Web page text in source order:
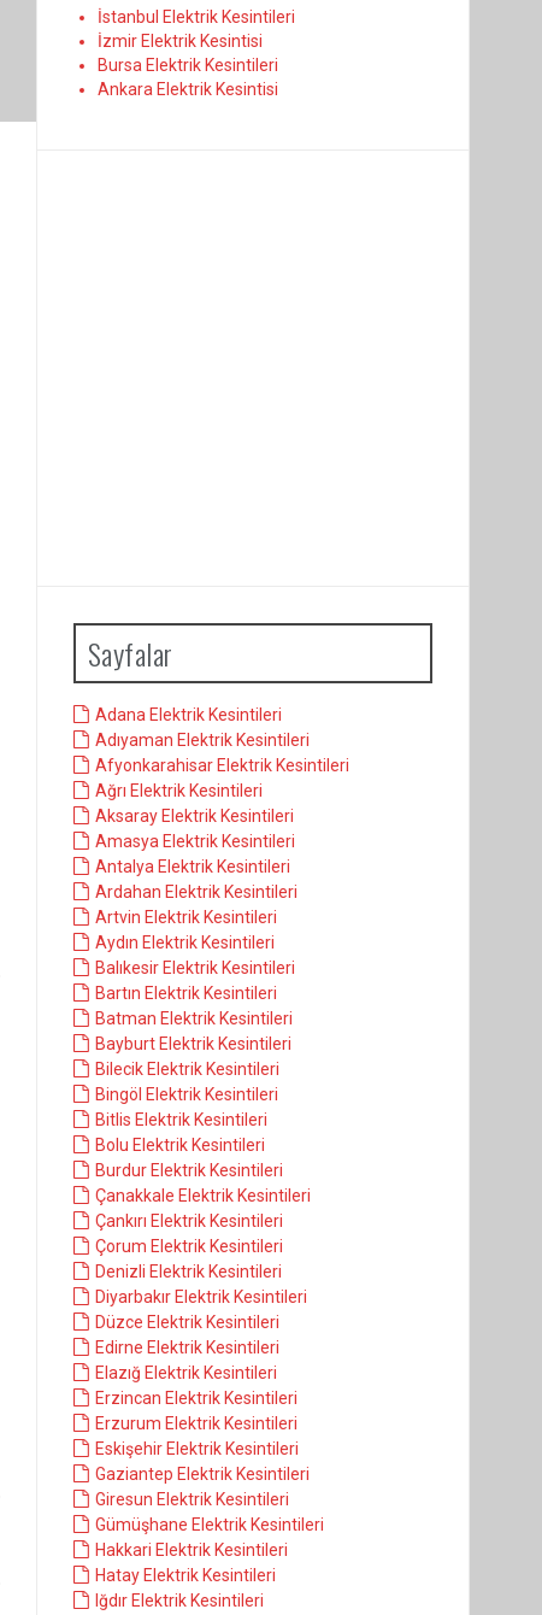
İstanbul Elektrik Kesintileri
İzmir Elektrik Kesintisi
Bursa Elektrik Kesintileri
Ankara Elektrik Kesintisi
Sayfalar
Adana Elektrik Kesintileri
Adıyaman Elektrik Kesintileri
Afyonkarahisar Elektrik Kesintileri
Ağrı Elektrik Kesintileri
Aksaray Elektrik Kesintileri
Amasya Elektrik Kesintileri
Antalya Elektrik Kesintileri
Ardahan Elektrik Kesintileri
Artvin Elektrik Kesintileri
Aydın Elektrik Kesintileri
Balıkesir Elektrik Kesintileri
Bartın Elektrik Kesintileri
Batman Elektrik Kesintileri
Bayburt Elektrik Kesintileri
Bilecik Elektrik Kesintileri
Bingöl Elektrik Kesintileri
Bitlis Elektrik Kesintileri
Bolu Elektrik Kesintileri
Burdur Elektrik Kesintileri
Çanakkale Elektrik Kesintileri
Çankırı Elektrik Kesintileri
Çorum Elektrik Kesintileri
Denizli Elektrik Kesintileri
Diyarbakır Elektrik Kesintileri
Düzce Elektrik Kesintileri
Edirne Elektrik Kesintileri
Elazığ Elektrik Kesintileri
Erzincan Elektrik Kesintileri
Erzurum Elektrik Kesintileri
Eskişehir Elektrik Kesintileri
Gaziantep Elektrik Kesintileri
Giresun Elektrik Kesintileri
Gümüşhane Elektrik Kesintileri
Hakkari Elektrik Kesintileri
Hatay Elektrik Kesintileri
Iğdır Elektrik Kesintileri